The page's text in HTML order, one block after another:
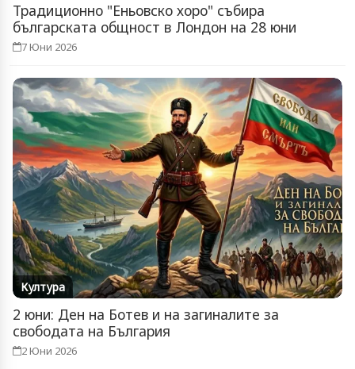
Традиционно "Еньовско хоро" събира
българската общност в Лондон на 28 юни
7 Юни 2026
Култура
2 юни: Ден на Ботев и на загиналите за
свободата на България
2 Юни 2026